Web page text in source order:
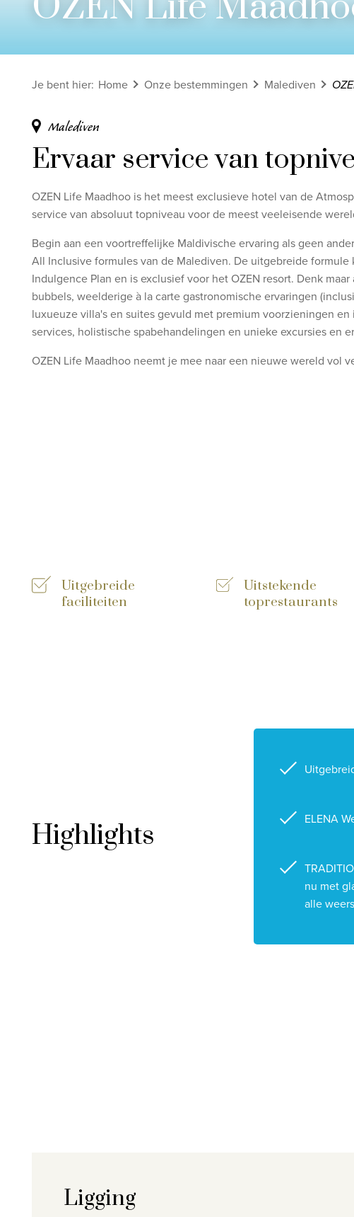
Bekijk alle rondreizen
Ontdek onze thema's
Huwelijksreis
Luxury
Bekijk alle thema's
Je bent hier: Home Onze bestemmingen Malediven
Malediven
Ervaar service van
OZEN Life Maadhoo is het meest exclusieve hotel van de
service van absoluut topniveau voor de meest veeleisende
Begin aan een voortreffelijke Maldivische ervaring als geen
All Inclusive formules van de Malediven. De uitgebreide formule
Indulgence Plan en is exclusief voor het OZEN resort. Denk maar
bubbels, weelderige à la carte gastronomische ervaringen
luxueuze villa's en suites gevuld met premium voorzieningen en
services, holistische spabehandelingen en unieke excursies en
OZEN Life Maadhoo neemt je mee naar een nieuwe wereld vol
Uitgebreide
faciliteiten
Uitstekende
toprestaurants
Highlights
ELENA
nu met
alle
Ligging